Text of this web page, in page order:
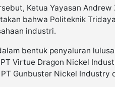
Ketua Yayasan Andrew
bahwa Politeknik
industri.
bentuk penyaluran
Virtue Dragon Nickel
Gunbuster Nickel Industry